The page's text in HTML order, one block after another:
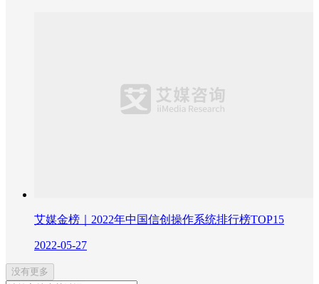
艾媒金榜｜2022年中国信创操作系统排行榜TOP15
2022-05-27
没有更多